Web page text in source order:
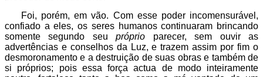
Foi, porém, em vão. Com esse poder incomensurável,
confiado a eles, os seres humanos continuaram brincando
somente segundo seupróprio parecer, sem ouvir as
advertências e conselhos da Luz, e trazem assim por fim o
desmoronamento e a destruição de suas obras e também de
si próprios; pois essa força actua de modo inteiramente